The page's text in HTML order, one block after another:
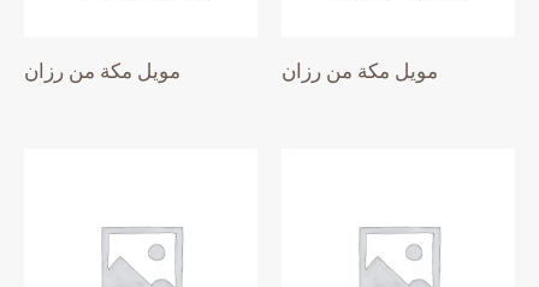
مويل مكة من رزان مويل مكة من رزان